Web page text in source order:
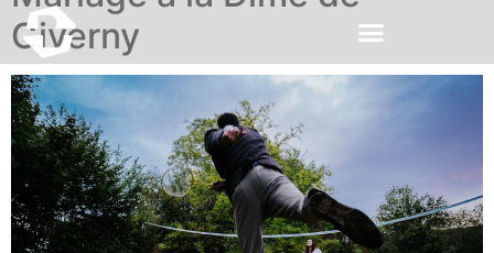
Giverny